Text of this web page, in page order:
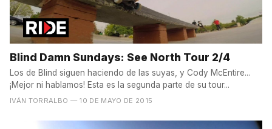
Blind Damn Sundays: See North Tour 2/4
Los de Blind siguen haciendo de las suyas, y Cody McEntire...
¡Mejor ni hablamos! Esta es la segunda parte de su tour...
IVÁN TORRALBO — 10 DE MAYO DE 2015